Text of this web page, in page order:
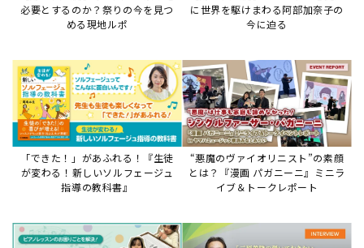
ード活用術
サイトからのお知らせ
ータについて